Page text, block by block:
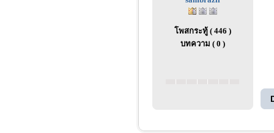
โพสกระทู้ ( 446 )
บทความ ( 0 )